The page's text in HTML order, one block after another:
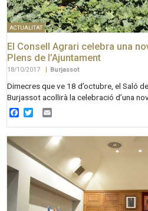
ACTUALITAT
El Consell Agrari celebra una
Plens de l’Ajuntament
18/10/2017 | Burjassot
Dimecres que ve 18 d’octubre, el Saló
Burjassot acollirà la celebració d’una
Facebook
Twitter